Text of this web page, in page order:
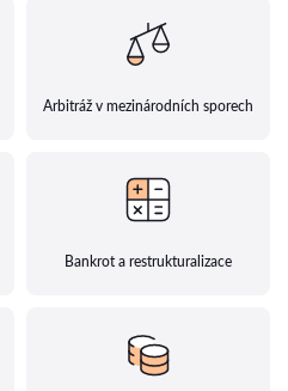
Arbitráž v mezinárodních sporech
Bankrot a restrukturalizace